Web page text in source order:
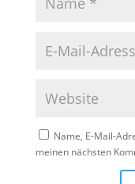
Name, E-Mail-
meinen nächsten